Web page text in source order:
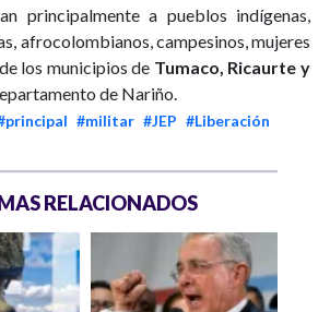
principalmente a pueblos indígenas,
afrocolombianos, campesinos, mujeres
los municipios de Tumaco, Ricaurte y
de Nariño.
#militar #JEP #Liberación
RELACIONADOS